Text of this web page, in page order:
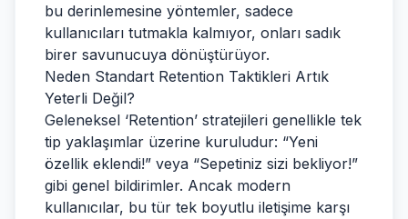
bu derinlemesine yöntemler, sadece
kullanıcıları tutmakla kalmıyor, onları sadık
birer savunucuya dönüştürüyor.
Neden Standart Retention Taktikleri Artık
Yeterli Değil?
Geleneksel ‘Retention’ stratejileri genellikle tek
tip yaklaşımlar üzerine kuruludur: “Yeni
özellik eklendi!” veya “Sepetiniz sizi bekliyor!”
gibi genel bildirimler. Ancak modern
kullanıcılar, bu tür tek boyutlu iletişime karşı